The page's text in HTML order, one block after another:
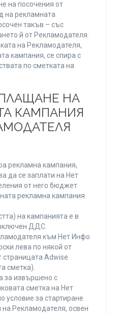
на посочения от
на рекламната
такъв – със
й от Рекламодателя.
на Рекламодателя,
кампания, се спира с
по сметката на
НА
КАМПАНИЯ
рекламна кампания,
да се заплати на Нет
от него бюджет
рекламна кампания
на кампанията е в
ДДС.
към Нет Инфо
лева по някой от
страницата Adwise
сметка).
за извършено с
сметка на Нет
условие за стартиране
Рекламодателя, освен